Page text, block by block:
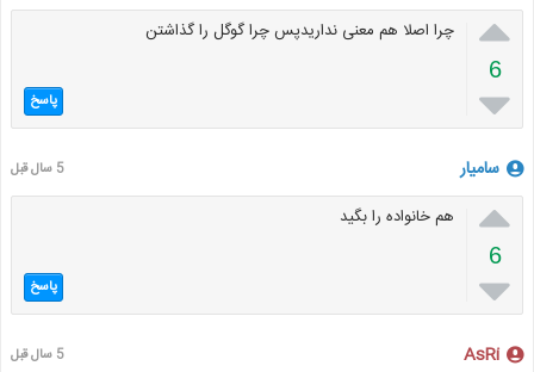

6

چرا اصلا هم معنی نداریدپس چرا گوگل را گذاشتن
پاسخ
سامیار 5 سال قبل

6

هم خانواده را بگید
پاسخ
AsRi 5 سال قبل